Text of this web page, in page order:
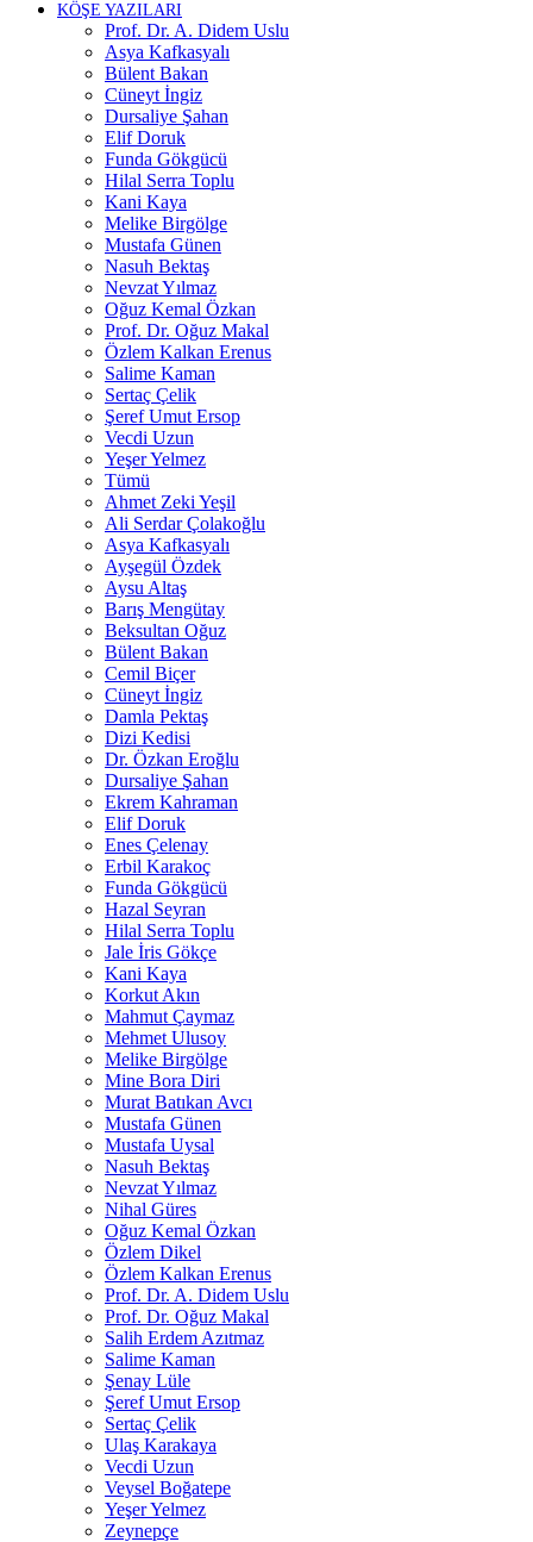
KÖŞE YAZILARI
Prof. Dr. A. Didem Uslu
Asya Kafkasyalı
Bülent Bakan
Cüneyt İngiz
Dursaliye Şahan
Elif Doruk
Funda Gökgücü
Hilal Serra Toplu
Kani Kaya
Melike Birgölge
Mustafa Günen
Nasuh Bektaş
Nevzat Yılmaz
Oğuz Kemal Özkan
Prof. Dr. Oğuz Makal
Özlem Kalkan Erenus
Salime Kaman
Sertaç Çelik
Şeref Umut Ersop
Vecdi Uzun
Yeşer Yelmez
Tümü
Ahmet Zeki Yeşil
Ali Serdar Çolakoğlu
Asya Kafkasyalı
Ayşegül Özdek
Aysu Altaş
Barış Mengütay
Beksultan Oğuz
Bülent Bakan
Cemil Biçer
Cüneyt İngiz
Damla Pektaş
Dizi Kedisi
Dr. Özkan Eroğlu
Dursaliye Şahan
Ekrem Kahraman
Elif Doruk
Enes Çelenay
Erbil Karakoç
Funda Gökgücü
Hazal Seyran
Hilal Serra Toplu
Jale İris Gökçe
Kani Kaya
Korkut Akın
Mahmut Çaymaz
Mehmet Ulusoy
Melike Birgölge
Mine Bora Diri
Murat Batıkan Avcı
Mustafa Günen
Mustafa Uysal
Nasuh Bektaş
Nevzat Yılmaz
Nihal Güres
Oğuz Kemal Özkan
Özlem Dikel
Özlem Kalkan Erenus
Prof. Dr. A. Didem Uslu
Prof. Dr. Oğuz Makal
Salih Erdem Azıtmaz
Salime Kaman
Şenay Lüle
Şeref Umut Ersop
Sertaç Çelik
Ulaş Karakaya
Vecdi Uzun
Veysel Boğatepe
Yeşer Yelmez
Zeynepçe